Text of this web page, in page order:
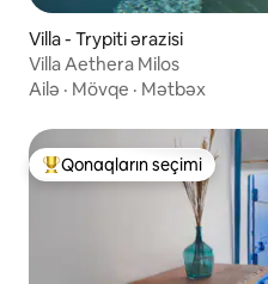
Villa - Trypiti ərazisi
Villa Aethera Milos
Ailə · Mövqe · Mətbəx
Populyar "Qonaqların seçimi"
Qonaqların seçimi